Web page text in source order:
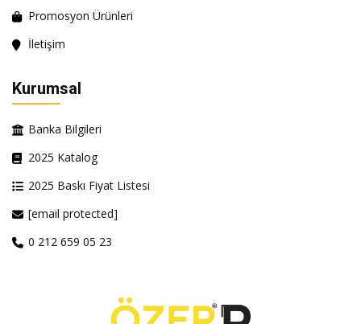
Promosyon Ürünleri
İletişim
Kurumsal
Banka Bilgileri
2025 Katalog
2025 Baskı Fiyat Listesi
[email protected]
0 212 659 05 23